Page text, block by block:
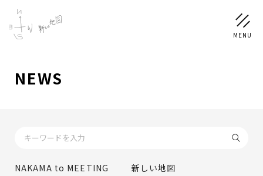
NEWS
NEWS
NAKAMA to MEETING
新しい地図